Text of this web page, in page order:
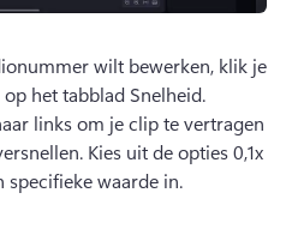
wilt bewerken, klik je
links om je clip te vertragen
Kies uit de opties 0,1x
specifieke waarde in.